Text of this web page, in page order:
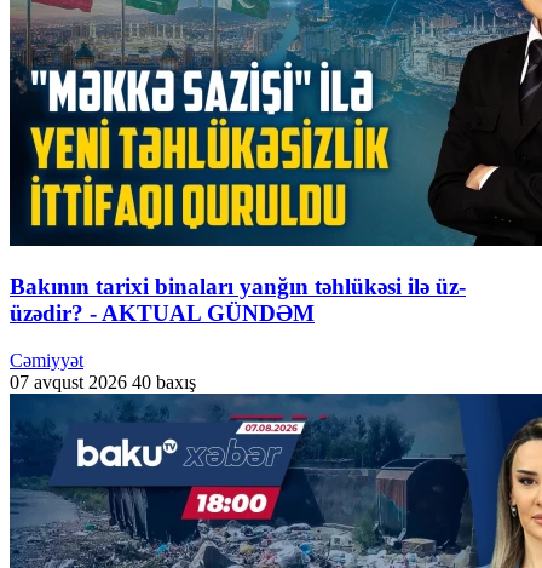
Bakının tarixi binaları yanğın təhlükəsi ilə üz-
üzədir? - AKTUAL GÜNDƏM
Cəmiyyət
07 avqust 2026 40 baxış